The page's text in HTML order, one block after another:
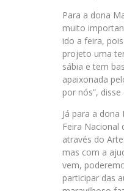
Para a dona
muito
ido a feira,
projeto uma
sábia e tem
apaixonada
por nós”,
Já para a
Feira
através do
mas com a
vem,
participar das